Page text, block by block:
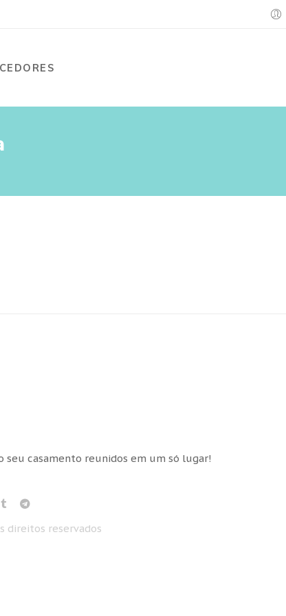
seu casamento reunidos em um só lugar!
direitos reservados